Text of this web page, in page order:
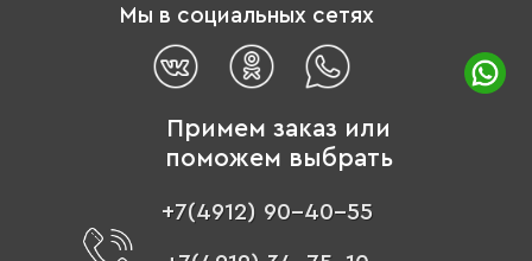
Мы в социальных сетях
Примем заказ или
поможем выбрать
+7(4912) 90-40-55